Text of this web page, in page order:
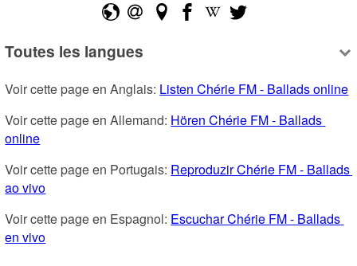
Toutes les langues
Voir cette page en Anglais: Listen Chérie FM - Ballads online
Voir cette page en Allemand: Hören Chérie FM - Ballads
online
Voir cette page en Portugais: Reproduzir Chérie FM - Ballads
ao vivo
Voir cette page en Espagnol: Escuchar Chérie FM - Ballads
en vivo